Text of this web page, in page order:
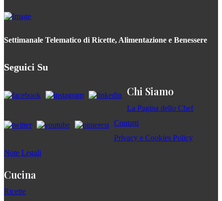
Settimanale Telematico di Ricette, Alimentazione e Benessere
Seguici Su
Chi Siamo
La Pagina dello Chef
Contatti
Privacy e Cookies Policy
Note Legali
Cucina
Ricette